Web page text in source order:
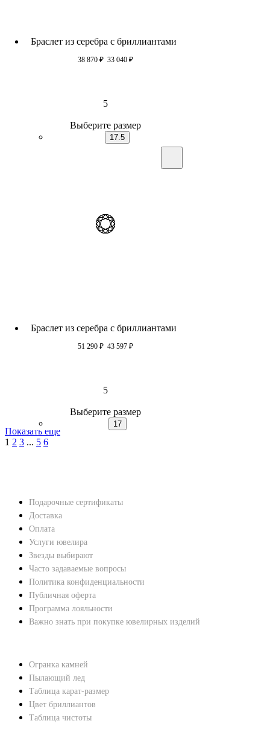
Браслет из серебра c бриллиантами
38 870 ₽ 33 040 ₽
5
Выберите размер
17.5
Браслет из серебра c бриллиантами
51 290 ₽ 43 597 ₽
5
Выберите размер
17
Показать еще
1 2 3 ... 5 6
Подарочные сертификаты
Доставка
Оплата
Услуги ювелира
Звезды выбирают
Часто задаваемые вопросы
Политика конфиденциальности
Публичная оферта
Программа лояльности
Важно знать при покупке ювелирных изделий
Огранка камней
Пылающий лед
Таблица карат-размер
Цвет бриллиантов
Таблица чистоты